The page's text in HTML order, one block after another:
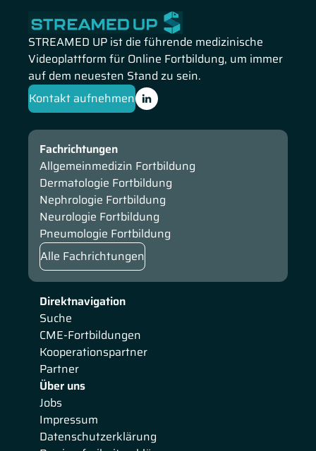
STREAMED UP ist die führende medizinische
Videoplattform für Online Fortbildung, um immer
auf dem neuesten Stand zu sein.
Kontakt aufnehmen
Direktnavigation
Suche
CME-Fortbildungen
Kooperationspartner
Partner
Über uns
Jobs
Impressum
Datenschutzerklärung
Fachrichtungen
Allgemeinmedizin Fortbildung
Dermatologie Fortbildung
Nephrologie Fortbildung
Neurologie Fortbildung
Pneumologie Fortbildung
Alle Fachrichtungen